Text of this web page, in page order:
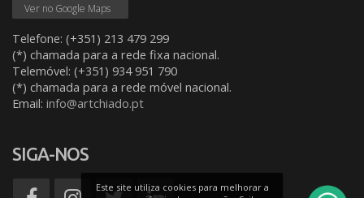
Ver no Google Maps
Telefone: (+351) 213 479 299
(*) chamada para a rede fixa nacional.
Telemóvel: (+351) 934 951 790
(*) chamada para a rede móvel nacional.
Email: info@artchiado.pt
SIGA-NOS
Este site utiliza cookies para melhorar a